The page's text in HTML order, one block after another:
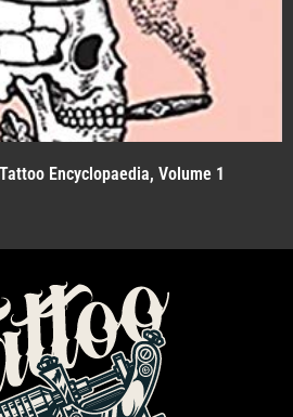
Encyclopaedia, Volume 1